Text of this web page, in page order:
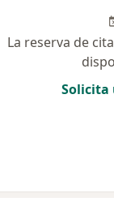
La reserva de
Solicita